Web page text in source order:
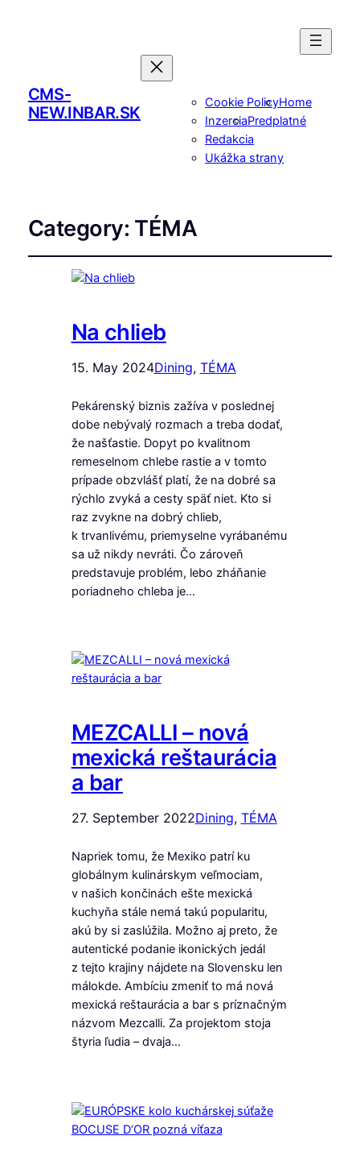
CMS-
NEW.INBAR.SK
Cookie PolicyHome
InzerciaPredplatné
Redakcia
Ukážka strany
Category: TÉMA
Na chlieb
15. May 2024Dining, TÉMA
Pekárenský biznis zažíva v poslednej
dobe nebývalý rozmach a treba dodať,
že našťastie. Dopyt po kvalitnom
remeselnom chlebe rastie a v tomto
prípade obzvlášť platí, že na dobré sa
rýchlo zvyká a cesty späť niet. Kto si
raz zvykne na dobrý chlieb,
k trvanlivému, priemyselne vyrábanému
sa už nikdy nevráti. Čo zároveň
predstavuje problém, lebo zháňanie
poriadneho chleba je…
MEZCALLI – nová
mexická reštaurácia
a bar
27. September 2022Dining, TÉMA
Napriek tomu, že Mexiko patrí ku
globálnym kulinárskym veľmociam,
v našich končinách ešte mexická
kuchyňa stále nemá takú popularitu,
akú by si zaslúžila. Možno aj preto, že
autentické podanie ikonických jedál
z tejto krajiny nájdete na Slovensku len
málokde. Ambíciu zmeniť to má nová
mexická reštaurácia a bar s príznačným
názvom Mezcalli. Za projektom stoja
štyria ľudia – dvaja…